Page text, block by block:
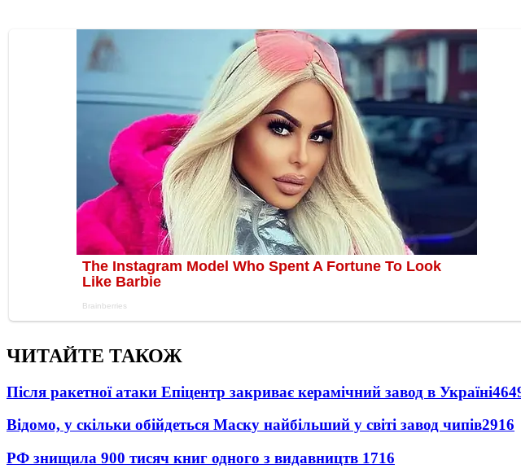
ЧИТАЙТЕ ТАКОЖ
Після ракетної атаки Епіцентр закриває керамічний завод в Україні
Відомо, у скільки обійдеться Маску найбільший у світі завод чипів2916
РФ знищила 900 тисяч книг одного з видавництв 1716